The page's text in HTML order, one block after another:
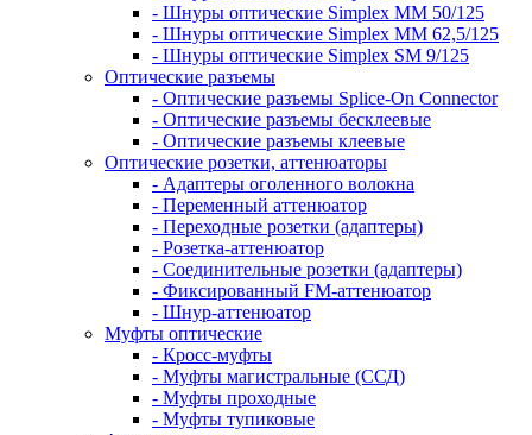
- Шнуры оптические Simplex MM 50/125
- Шнуры оптические Simplex MM 62,5/125
- Шнуры оптические Simplex SM 9/125
Оптические разъемы
- Оптические разъемы Splice-On Connector
- Оптические разъемы бесклеевые
- Оптические разъемы клеевые
Оптические розетки, аттенюаторы
- Адаптеры оголенного волокна
- Переменный аттенюатор
- Переходные розетки (адаптеры)
- Розетка-аттенюатор
- Соединительные розетки (адаптеры)
- Фиксированный FM-аттенюатор
- Шнур-аттенюатор
Муфты оптические
- Кросс-муфты
- Муфты магистральные (ССД)
- Муфты проходные
- Муфты тупиковые